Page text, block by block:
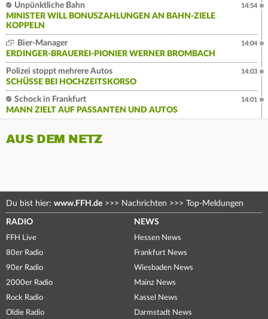
Unpünktliche Bahn
MINISTER WILL BONUSZAHLUNGEN AN BAHN-ZIELE
KOPPELN
14:54
Bier-Manager
ERDINGER-BRAUEREI-PIONIER WERNER BROMBACH
14:04
Polizei stoppt mehrere Autos
SCHÜSSE BEI HOCHZEITSKORSO
14:03
Schock in Frankfurt
MANN ZIELT AUF PASSANTEN UND AUTOS
14:01
AUS DEM NETZ
Du bist hier: www.FFH.de >>> Nachrichten >>> Top-Meldungen
RADIO
FFH Live
80er Radio
90er Radio
2000er Radio
Rock Radio
Oldie Radio
NEWS
Hessen News
Frankfurt News
Wiesbaden News
Mainz News
Kassel News
Darmstadt News